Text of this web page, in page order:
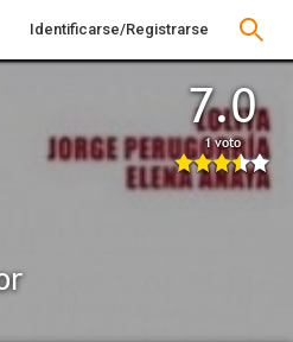
Identificarse/Registrarse
7.0
1 voto